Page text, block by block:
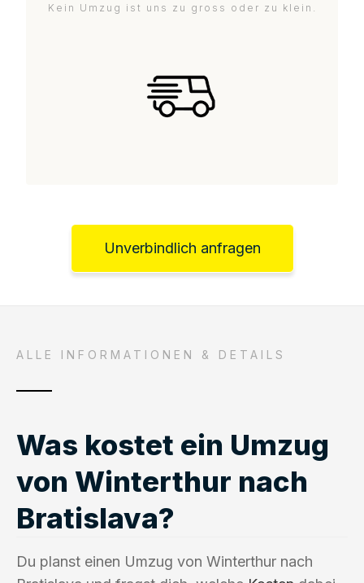
Kein Umzug ist uns zu gross oder zu klein.
Unverbindlich anfragen
ALLE INFORMATIONEN & DETAILS
Was kostet ein Umzug
von Winterthur nach
Bratislava?
Du planst einen Umzug von Winterthur nach